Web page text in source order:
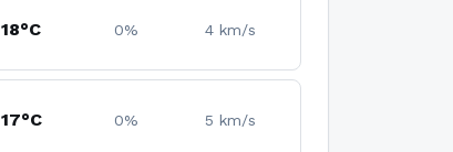
18°C 0% 4 km/s
17°C 0% 5 km/s